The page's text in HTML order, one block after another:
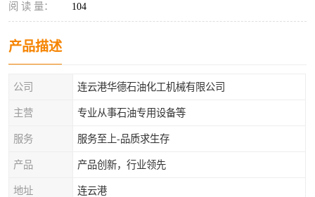
阅 读 量： 104
产品描述
公司 连云港华德石油化工机械有限公司
主营 专业从事石油专用设备等
服务 服务至上-品质求生存
产品 产品创新，行业领先
地址 连云港